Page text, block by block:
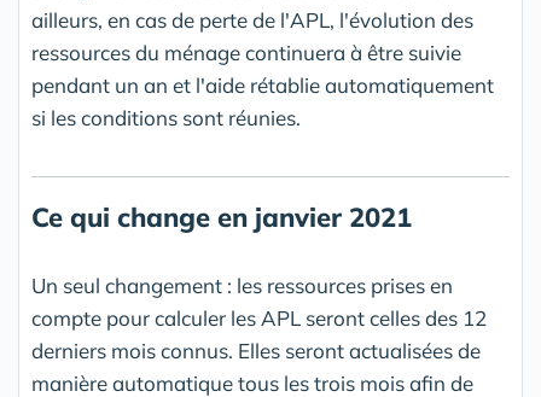
ailleurs, en cas de perte de l'APL, l'évolution des
ressources du ménage continuera à être suivie
pendant un an et l'aide rétablie automatiquement
si les conditions sont réunies.
Ce qui change en janvier 2021
Un seul changement : les ressources prises en
compte pour calculer les APL seront celles des 12
derniers mois connus. Elles seront actualisées de
manière automatique tous les trois mois afin de